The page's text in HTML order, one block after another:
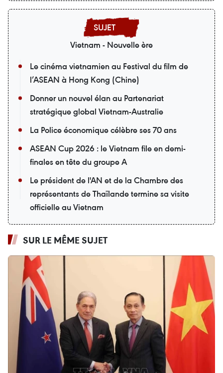
Vietnam - Nouvelle ère
Le cinéma vietnamien au Festival du film de
l’ASEAN à Hong Kong (Chine)
Donner un nouvel élan au Partenariat
stratégique global Vietnam-Australie
La Police économique célèbre ses 70 ans
ASEAN Cup 2026 : le Vietnam file en demi-
finales en tête du groupe A
Le président de l'AN et de la Chambre des
représentants de Thaïlande termine sa visite
officielle au Vietnam
SUR LE MÊME SUJET